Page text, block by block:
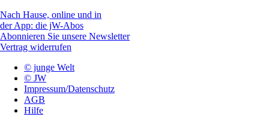
Nach Hause, online und in
der App: die jW-Abos
Abonnieren Sie unsere Newsletter
Vertrag widerrufen
© junge Welt
© JW
Impressum/Datenschutz
AGB
Hilfe